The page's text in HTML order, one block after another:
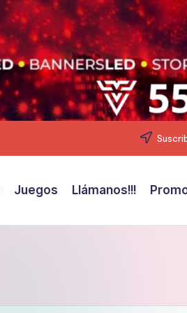
Juegos Llámanos!!!